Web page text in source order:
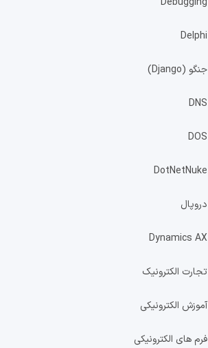
Delphi
جنگو (Django)
DNS
DOS
DotNetNuke
دروپال
Dynamics AX
تجارت الکترونیک
آموزش الکترونیکی
فرم های الکترونیکی